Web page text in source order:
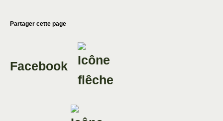
Partager cette page
Facebook